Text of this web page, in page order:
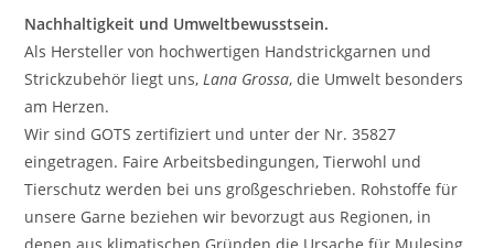
Nachhaltigkeit und Umweltbewusstsein.
Als Hersteller von hochwertigen Handstrickgarnen und
Strickzubehör liegt uns,Lana Grossa, die Umwelt besonders
am Herzen.
Wir sind GOTS zertifiziert und unter der Nr. 35827
eingetragen. Faire Arbeitsbedingungen, Tierwohl und
Tierschutz werden bei uns großgeschrieben. Rohstoffe für
unsere Garne beziehen wir bevorzugt aus Regionen, in